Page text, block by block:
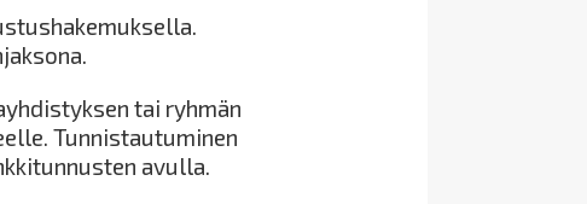
tai ryhmän
Tunnistautuminen
avulla.